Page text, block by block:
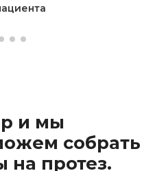
и мы
собрать
на протез.